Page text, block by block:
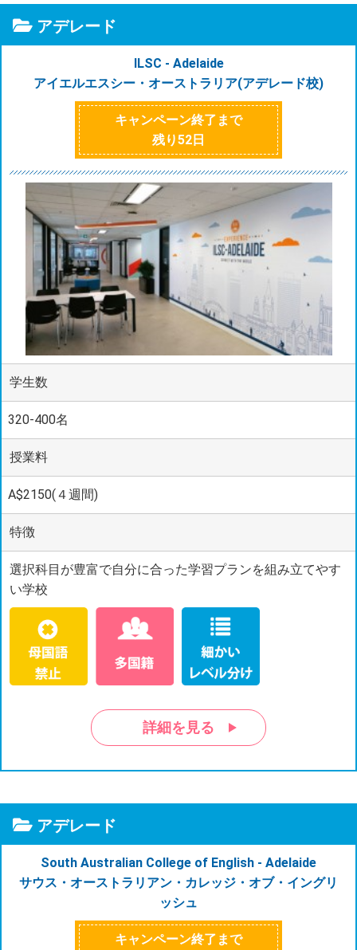
アデレード
ILSC - Adelaide
アイエルエスシー・オーストラリア(アデレード校)
キャンペーン終了まで
残り52日
学生数
320-400名
授業料
A$2150(４週間)
特徴
選択科目が豊富で自分に合った学習プランを組み立てやす
い学校
詳細を見る
アデレード
South Australian College of English - Adelaide
サウス・オーストラリアン・カレッジ・オブ・イングリ
ッシュ
キャンペーン終了まで